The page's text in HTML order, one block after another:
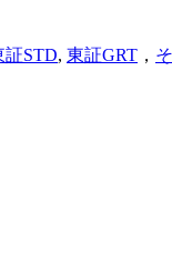
証STD, 東証GRT ，